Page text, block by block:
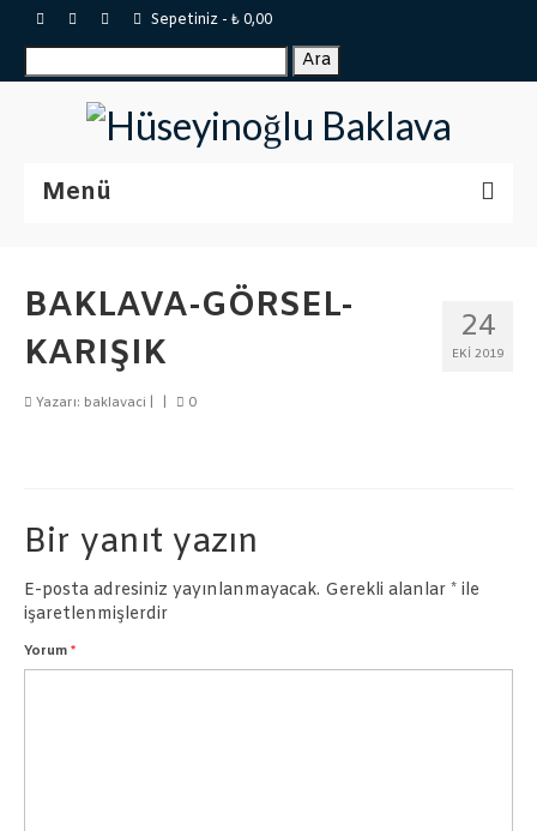
Sepetiniz - ₺0,00
Ara: Ara
Menü
Katalog
Baklavalar
Tepsi Baklava
Pastalar
İletişim
24
EKI 2019
BAKLAVA-GÖRSEL-
KARIŞIK
Yazarı: baklavaci 0
Bir yanıt yazın
E-posta adresiniz yayınlanmayacak. Gerekli alanlar * ile
işaretlenmişlerdir
Yorum *